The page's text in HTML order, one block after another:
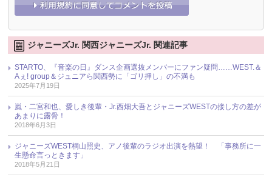
ジャニーズJr. 関西ジャニーズJr. 関連記事
STARTO、『音楽の日』ダンス企画選抜メンバーにファン疑問……WEST.＆
Aぇ! group＆ジュニアら関西勢に「ゴリ押し」の不満も
2025年7月19日
嵐・二宮和也、愛しき後輩・Jr.西畑大吾とジャニーズWESTの接し方の差が
あまりに露骨！
2018年6月3日
ジャニーズWEST桐山照史、アノ後輩のラジオ出演を熱望！ 「事務所に一
生懸命言っときます」
2018年5月21日